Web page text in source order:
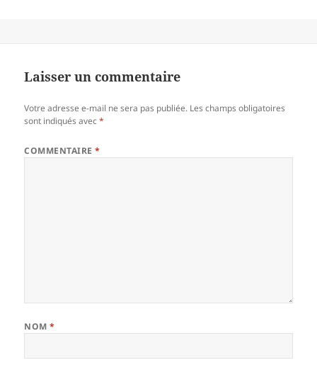
Laisser un commentaire
Votre adresse e-mail ne sera pas publiée. Les champs obligatoires
sont indiqués avec*
COMMENTAIRE*
NOM*